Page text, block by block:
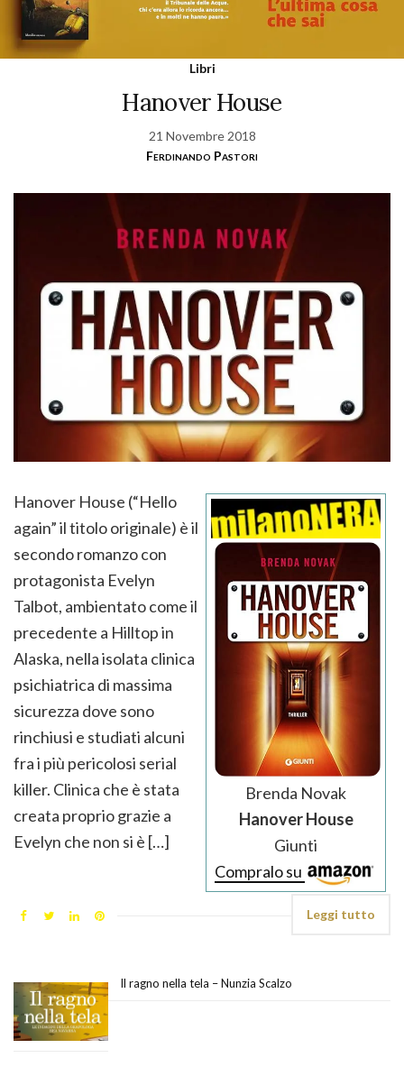
Libri
Hanover House
21 Novembre 2018
Ferdinando Pastori
Brenda Novak
Hanover House
Giunti
Compralo su
Hanover House (“Hello
again” il titolo originale) è il
secondo romanzo con
protagonista Evelyn
Talbot, ambientato come il
precedente a Hilltop in
Alaska, nella isolata clinica
psichiatrica di massima
sicurezza dove sono
rinchiusi e studiati alcuni
fra i più pericolosi serial
killer. Clinica che è stata
creata proprio grazie a
Evelyn che non si è […]
Leggi tutto
Il ragno nella tela – Nunzia Scalzo